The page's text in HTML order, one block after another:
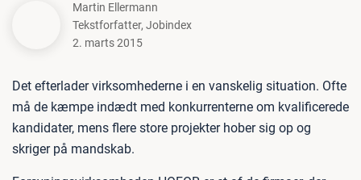
Martin Ellermann
Tekstforfatter, Jobindex
2. marts 2015
Det efterlader virksomhederne i en vanskelig situation. Ofte
må de kæmpe indædt med konkurrenterne om kvalificerede
kandidater, mens flere store projekter hober sig op og
skriger på mandskab.